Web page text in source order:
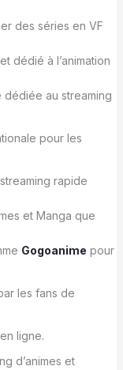
des séries en VF
dédié à l’animation
au streaming
pour les
rapide
et Manga que
Gogoanime pour
les fans de
ligne.
d’animes et